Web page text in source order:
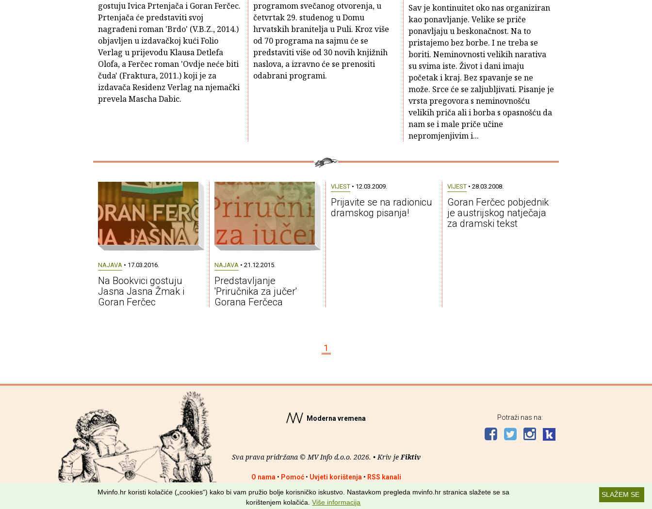
gostuju Ivica Prtenjača i Goran Ferčec.
Prtenjača će predstaviti svoj
nagrađeni roman 'Brdo' (V.B.Z., 2014.)
objavljen u izdavačkoj kući Folio
Verlag u prijevodu Klausa Detlefa
Olofa, a Ferčec roman 'Ovdje neće biti
čuda' (Fraktura, 2011.) koji je za
izdavača Residenz Verlag na njemački
prevela Mascha Dabic.
programom svečanog otvorenja, u
četvrtak 29. studenog u Domu
hrvatskih branitelja u Puli. Kroz više
od 70 programa na sajmu će se
predstaviti više od 30 novih knjižnih
naslova, a izravno će se prenositi
odabrani programi.
Sav je kontinuitet oko nas organiziran
kao ponavljanje. Velike se priče
ponavljaju u beskonačnost. Na to
pristajemo bez borbe. I ne treba se
boriti. Neminovnosti velikih narativa
su svima iste. Život i dani imaju
početak i kraj. Bez spavanje se ne
može. Srce će se zaljubljivati. Pisanje je
vrsta pregovora s neminovnošću
velikih priča ali i borba s opasnošću da
nam se i male priče učine
nepromjenjivim i...
NAJAVA • 17.03.2016.
Na Bookvici gostuju
Jasna Jasna Žmak i
Goran Ferčec
NAJAVA • 21.12.2015.
Predstavljanje
'Priručnika za jučer'
Gorana Ferčeca
VIJEST• 12.03.2009.
Prijavite se na radionicu
dramskog pisanja!
VIJEST• 28.03.2008.
Goran Ferčec pobjednik
je austrijskog natječaja
za dramski tekst
1
Moderna vremena
Sva prava pridržana © MV Info d.o.o. 2026. • Kriv je Fiktiv
O nama • Pomoć• Uvjeti korištenja • RSS kanali
Potraži nas na:
SLAŽEM SE
Mvinfo.hr koristi kolačiće („cookies“) kako bi vam pružio bolje korisničko iskustvo. Nastavkom pregleda mvinfo.hr stranica slažete se sa
korištenjem kolačića.Više informacija